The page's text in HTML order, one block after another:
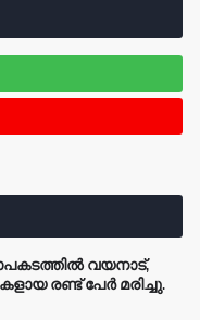
വയനാട്,
രണ്ട് പേർ മരിച്ചു.